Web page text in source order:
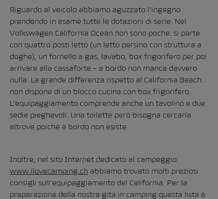
Riguardo al veicolo abbiamo aguzzato l’ingegno
prendendo in esame tutte le dotazioni di serie. Nel
Volkswagen California Ocean non sono poche: si parte
con quattro posti letto (un letto persino con struttura a
doghe), un fornello a gas, lavabo, box frigorifero per poi
arrivare alla cassaforte – a bordo non manca davvero
nulla. La grande differenza rispetto al California Beach:
non dispone di un blocco cucina con box frigorifero.
L’equipaggiamento comprende anche un tavolino e due
sedie pieghevoli. Una toilette però bisogna cercarla
altrove poiché a bordo non esiste.
Inoltre, nel sito Internet dedicato al campeggio
www.ilovecamping.ch abbiamo trovato molti preziosi
consigli sull’equipaggiamento del California. Per la
preparazione della nostra gita in camping questa lista è